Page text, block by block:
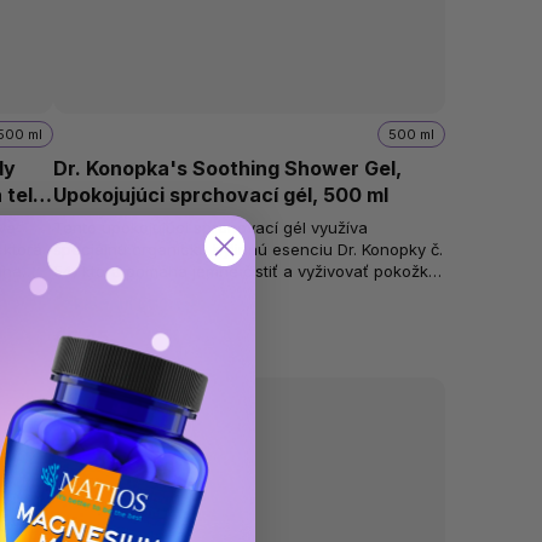
telo,
ml
Dr. Konopka's Soothing Shower Gel,
Upokojujúci sprchovací gél, 500 ml
500 ml
€5,45
0,01 € / 1 ml
Tento upokojujúci sprchovací gél využíva
špeciálnu organickú bylinnú esenciu Dr. Konopky č.
54, ktorá pomáha jemne čistiť a vyživovať pokožku.
Novinka